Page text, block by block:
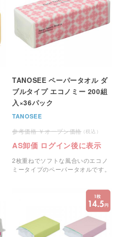
TANOSEE ペーパータオル ダ
ブルタイプ エコノミー 200組
入×36パック
TANOSEE
オープン価格
AS卸価 ログイン後に表示
2枚重ねでソフトな風合いのエコノ
ミータイプのペーパータオルです。